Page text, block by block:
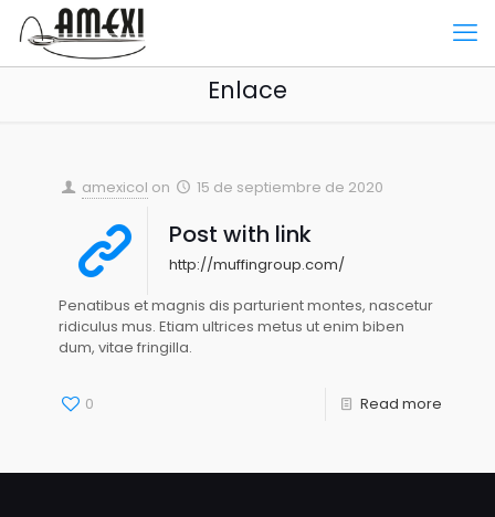
Enlace
amexicol on 15 de septiembre de 2020
Post with link
http://muffingroup.com/
Penatibus et magnis dis parturient montes, nascetur
ridiculus mus. Etiam ultrices metus ut enim biben
dum, vitae fringilla.
0 Read more